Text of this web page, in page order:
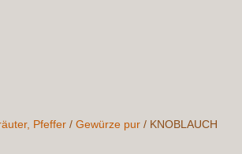
Pfeffer /Gewürze pur / KNOBLAUCH